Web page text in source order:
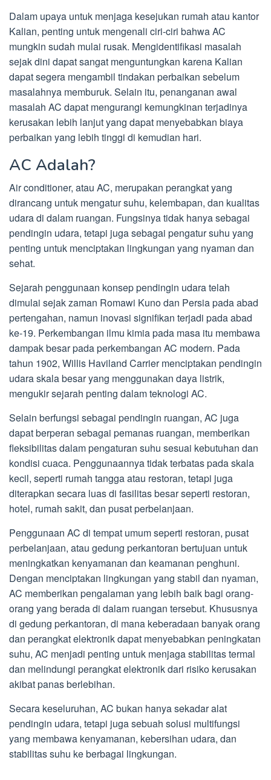
Dalam upaya untuk menjaga kesejukan rumah atau kantor
Kalian, penting untuk mengenali ciri-ciri bahwa AC
mungkin sudah mulai rusak. Mengidentifikasi masalah
sejak dini dapat sangat menguntungkan karena Kalian
dapat segera mengambil tindakan perbaikan sebelum
masalahnya memburuk. Selain itu, penanganan awal
masalah AC dapat mengurangi kemungkinan terjadinya
kerusakan lebih lanjut yang dapat menyebabkan biaya
perbaikan yang lebih tinggi di kemudian hari.
AC Adalah?
Air conditioner, atau AC, merupakan perangkat yang
dirancang untuk mengatur suhu, kelembapan, dan kualitas
udara di dalam ruangan. Fungsinya tidak hanya sebagai
pendingin udara, tetapi juga sebagai pengatur suhu yang
penting untuk menciptakan lingkungan yang nyaman dan
sehat.
Sejarah penggunaan konsep pendingin udara telah
dimulai sejak zaman Romawi Kuno dan Persia pada abad
pertengahan, namun inovasi signifikan terjadi pada abad
ke-19. Perkembangan ilmu kimia pada masa itu membawa
dampak besar pada perkembangan AC modern. Pada
tahun 1902, Willis Haviland Carrier menciptakan pendingin
udara skala besar yang menggunakan daya listrik,
mengukir sejarah penting dalam teknologi AC.
Selain berfungsi sebagai pendingin ruangan, AC juga
dapat berperan sebagai pemanas ruangan, memberikan
fleksibilitas dalam pengaturan suhu sesuai kebutuhan dan
kondisi cuaca. Penggunaannya tidak terbatas pada skala
kecil, seperti rumah tangga atau restoran, tetapi juga
diterapkan secara luas di fasilitas besar seperti restoran,
hotel, rumah sakit, dan pusat perbelanjaan.
Penggunaan AC di tempat umum seperti restoran, pusat
perbelanjaan, atau gedung perkantoran bertujuan untuk
meningkatkan kenyamanan dan keamanan penghuni.
Dengan menciptakan lingkungan yang stabil dan nyaman,
AC memberikan pengalaman yang lebih baik bagi orang-
orang yang berada di dalam ruangan tersebut. Khususnya
di gedung perkantoran, di mana keberadaan banyak orang
dan perangkat elektronik dapat menyebabkan peningkatan
suhu, AC menjadi penting untuk menjaga stabilitas termal
dan melindungi perangkat elektronik dari risiko kerusakan
akibat panas berlebihan.
Secara keseluruhan, AC bukan hanya sekadar alat
pendingin udara, tetapi juga sebuah solusi multifungsi
yang membawa kenyamanan, kebersihan udara, dan
stabilitas suhu ke berbagai lingkungan.